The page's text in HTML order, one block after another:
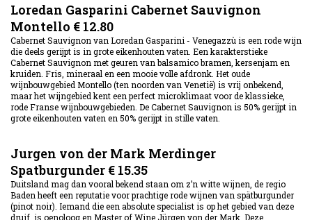
Loredan Gasparini Cabernet Sauvignon
Montello € 12.80
Cabernet Sauvignon van Loredan Gasparini - Venegazzù is een rode wijn
die deels gerijpt is in grote eikenhouten vaten. Een karakterstieke
Cabernet Sauvignon met geuren van balsamico bramen, kersenjam en
kruiden. Fris, mineraal en een mooie volle afdronk. Het oude
wijnbouwgebied Montello (ten noorden van Venetië) is vrij onbekend,
maar het wijngebied kent een perfect microklimaat voor de klassieke,
rode Franse wijnbouwgebieden. De Cabernet Sauvignon is 50% gerijpt in
grote eikenhouten vaten en 50% gerijpt in stille vaten.
Jurgen von der Mark Merdinger
Spatburgunder € 15.35
Duitsland mag dan vooral bekend staan om z’n witte wijnen, de regio
Baden heeft een reputatie voor prachtige rode wijnen van spätburgunder
(pinot noir). Iemand die een absolute specialist is op het gebied van deze
druif, is oenoloog en Master of Wine Jürgen von der Mark. Deze